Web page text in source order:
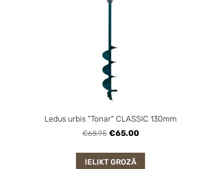
Ledus urbis "Tonar" CLASSIC 130mm
€68.95 €65.00
IELIKT GROZĀ